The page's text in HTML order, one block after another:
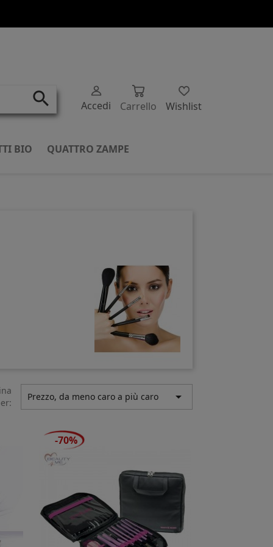
search Accedi Carrello Wishlist
BIO QUATTRO ZAMPE
Prezzo, da meno caro a più caro 
-70%